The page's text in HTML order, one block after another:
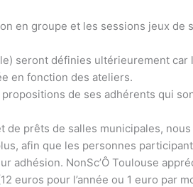
en groupe et les sessions jeux de
seront définies ultérieurement car
en fonction des ateliers.
de ses adhérents qui
prêts de salles municipales, nous
afin que les personnes
NonSc’Ô Toulouse
euros pour l’année ou 1 euro par